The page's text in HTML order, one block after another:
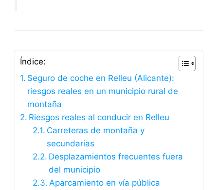
Índice:
Seguro de coche en Relleu (Alicante):
riesgos reales en un municipio rural de
montaña
Riesgos reales al conducir en Relleu
Carreteras de montaña y
secundarias
Desplazamientos frecuentes fuera
del municipio
Aparcamiento en vía pública